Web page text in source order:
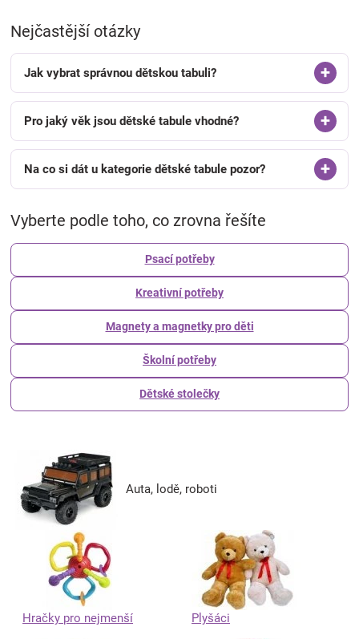
Nejčastější otázky
Jak vybrat správnou dětskou tabuli?
Pro jaký věk jsou dětské tabule vhodné?
Na co si dát u kategorie dětské tabule pozor?
Vyberte podle toho, co zrovna řešíte
Psací potřeby
Kreativní potřeby
Magnety a magnetky pro děti
Školní potřeby
Dětské stolečky
Auta, lodě, roboti
Hračky pro nejmenší Plyšáci